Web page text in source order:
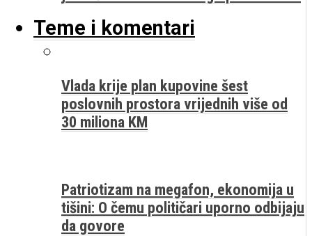
Teme i komentari
Vlada krije plan kupovine šest
poslovnih prostora vrijednih više od
30 miliona KM
Patriotizam na megafon, ekonomija u
tišini: O čemu političari uporno odbijaju
da govore